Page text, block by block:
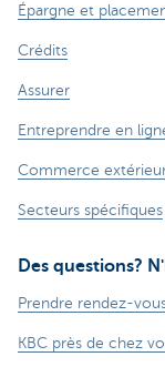
Épargne et
Crédits
Assurer
Entreprendre en
Commerce
Secteurs spécifiques
Des questions?
Prendre rendez-
KBC près de chez